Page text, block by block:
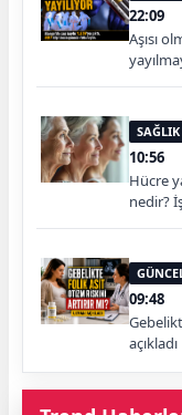
22:09
Aşısı
10:56
Hücre
nedir?
09:48
açıkladı